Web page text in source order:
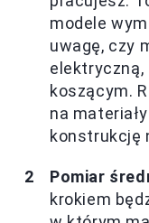
modele
uwagę, czy
elektryczną,
koszącym.
na
konstrukcję
Pomiar
krokiem